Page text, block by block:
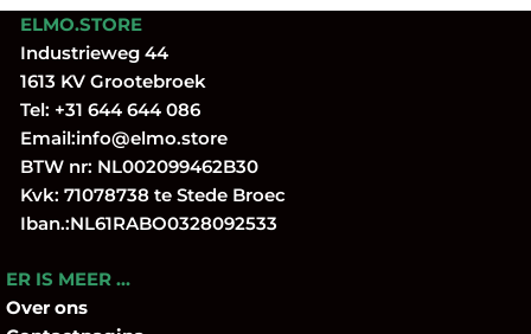
ELMO.STORE
Industrieweg 44
1613 KV Grootebroek
Tel: +31 644 644 086
Email:info@elmo.store
BTW nr: NL002099462B30
Kvk: 71078738 te Stede Broec
Iban.:NL61RABO0328092533
ER IS MEER …
Over ons